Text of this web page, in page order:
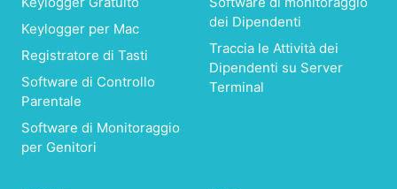
Keylogger per Mac
Registratore di Tasti
Software di Controllo
Parentale
Software di Monitoraggio
per Genitori
dei Dipendenti
Traccia le Attività dei
Dipendenti su Server
Terminal